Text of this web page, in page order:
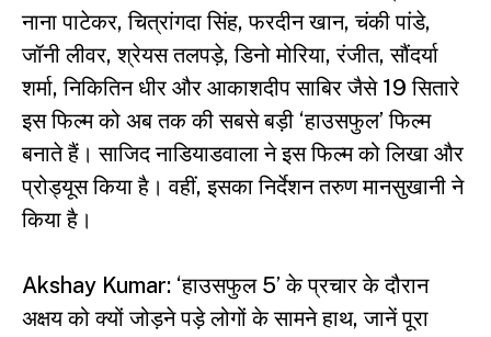
नाना पाटेकर, चित्रांगदा सिंह, फरदीन खान, चंकी पांडे,
जॉनी लीवर, श्रेयस तलपड़े, डिनो मोरिया, रंजीत, सौंदर्या
शर्मा, निकितिन धीर और आकाशदीप साबिर जैसे 19 सितारे
इस फिल्म को अब तक की सबसे बड़ी ‘हाउसफुल’ फिल्म
बनाते हैं। साजिद नाडियाडवाला ने इस फिल्म को लिखा और
प्रोड्यूस किया है। वहीं, इसका निर्देशन तरुण मानसुखानी ने
किया है।
Akshay Kumar: ‘हाउसफुल 5’ के प्रचार के दौरान
अक्षय को क्यों जोड़ने पड़े लोगों के सामने हाथ, जानें पूरा